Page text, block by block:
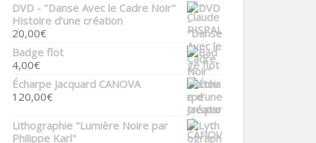
DVD - "Danse Avec le Cadre Noir"
Histoire d’une création
20,00€
Badge flot
4,00€
Écharpe Jacquard CANOVA
120,00€
Lithographie "Lumière Noire par
Philippe Karl"